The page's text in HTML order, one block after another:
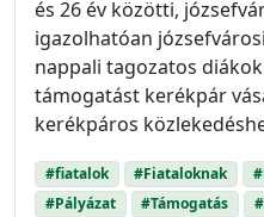
és 26 év közötti,
igazolhatóan
nappali tagozatos
támogatást kerékpár
kerékpáros
#fiatalok #Fiataloknak
#Pályázat
#Támogatás